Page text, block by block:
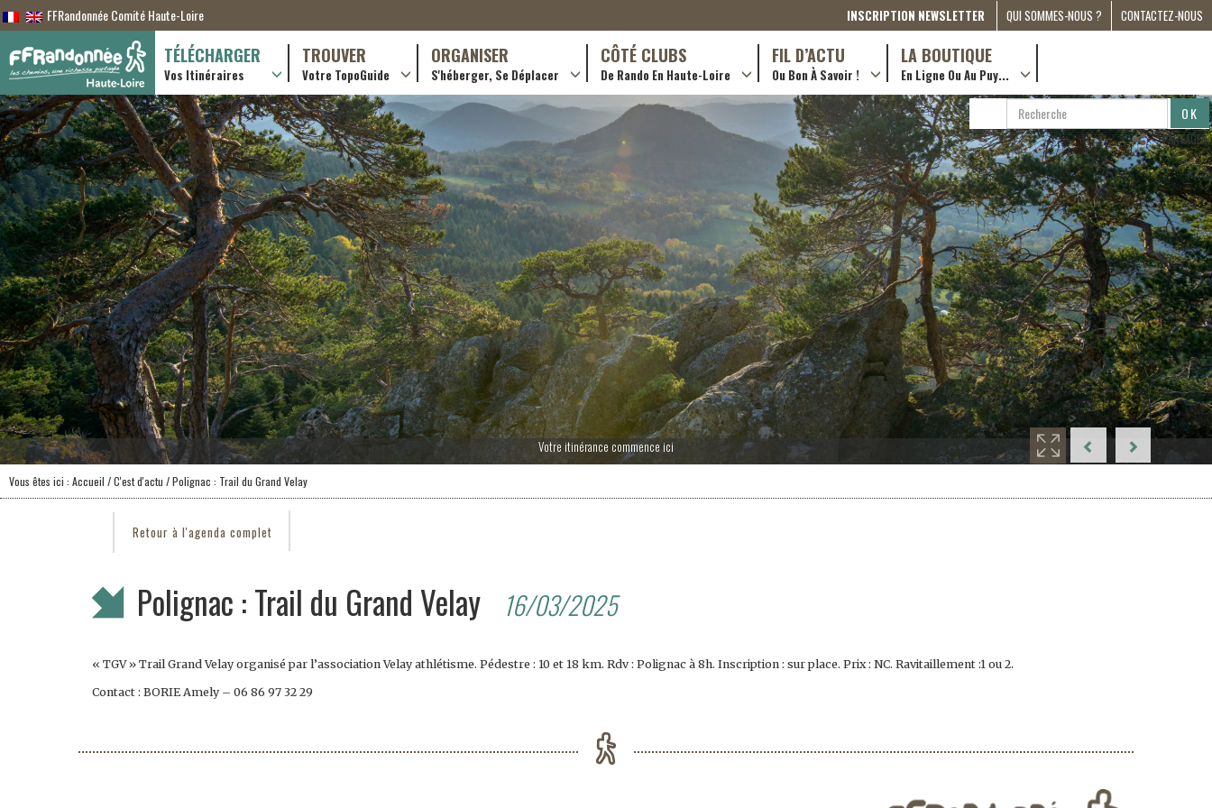
Votre itinérance commence ici
FFRandonnée Comité Haute-Loire INSCRIPTION NEWSLETTER
QUI SOMMES-NOUS ?
A PROPOS
PRESSE
PARTENARIATS
ESPACE MÉDIA
COMPAGNON DE ROUTE
2022
CONTACTEZ-NOUS
TÉLÉCHARGER
Vos Itinéraires
TROUVER
Votre TopoGuide
Randonnées itinerantes (GR)
Randonnées à la journée (PR)
Boutique en ligne
Pratique & conseils
ORGANISER
S'héberger, Se Déplacer
Hôtellerie
Gîtes et chambres d’hôtes
Campings
Restaurants
Transporteurs & services
CÔTÉ CLUBS
De Rando En Haute-Loire
Formations en rando 2024
Rando douce
Trouver un club
Adhérer
Créer un club
Ordre de mission et note de frais
FIL D’ACTU
Ou Bon À Savoir !
LA BOUTIQUE
En Ligne Ou Au Puy...
… en ville !
…en ligne !
RECHERCHER
RECHERCHE
PARTAGER
Vous êtes ici : Accueil /C'est d'actu / Polignac : Trail du Grand Velay
Retour à l'agenda complet
Polignac : Trail du Grand Velay 16/03/2025
« TGV » Trail Grand Velay organisé par l’association Velay athlétisme. Pédestre : 10 et 18 km. Rdv : Polignac à 8h. Inscription : sur place. Prix : NC. Ravitaillement :1 ou 2.
Contact : BORIE Amely – 06 86 97 32 29